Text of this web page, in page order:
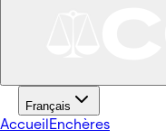
Français
AccueilEnchères